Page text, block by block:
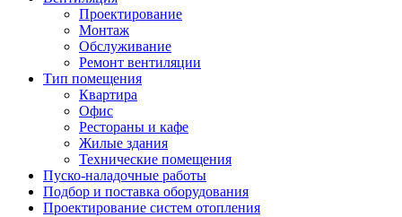
Проектирование
Монтаж
Обслуживание
Ремонт вентиляции
Тип помещения
Квартира
Офис
Рестораны и кафе
Жилые здания
Технические помещения
Пуско-наладочные работы
Подбор и поставка оборудования
Проектирование систем отопления